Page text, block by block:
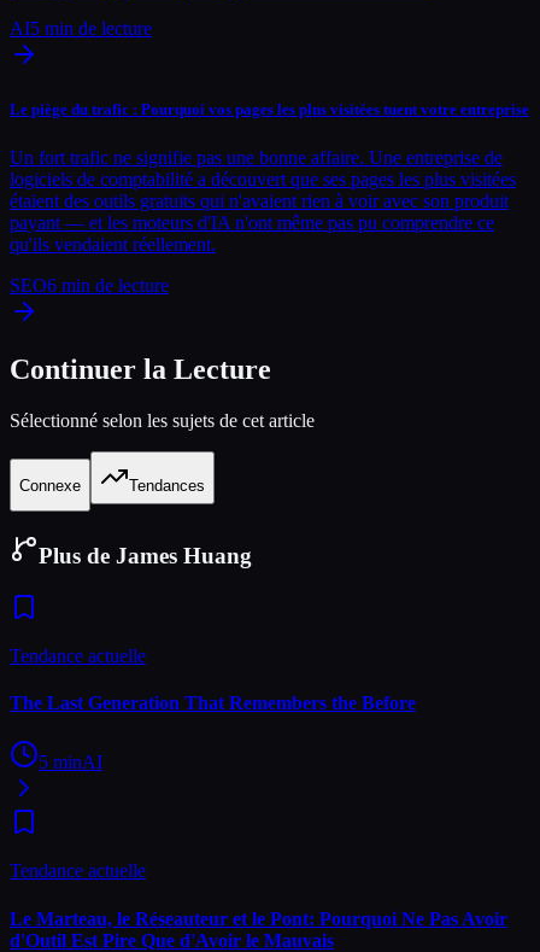
AI5 min de lecture
Le piège du trafic : Pourquoi vos pages les plus visitées tuent votre entreprise
Un fort trafic ne signifie pas une bonne affaire. Une entreprise de
logiciels de comptabilité a découvert que ses pages les plus visitées
étaient des outils gratuits qui n'avaient rien à voir avec son produit
payant — et les moteurs d'IA n'ont même pas pu comprendre ce
qu'ils vendaient réellement.
SEO6 min de lecture
Continuer la Lecture
Sélectionné selon les sujets de cet article
Connexe Tendances
Plus de James Huang
Tendance actuelle
The Last Generation That Remembers the Before
5 minAI
Tendance actuelle
Le Marteau, le Réseauteur et le Pont: Pourquoi Ne Pas Avoir
d'Outil Est Pire Que d'Avoir le Mauvais